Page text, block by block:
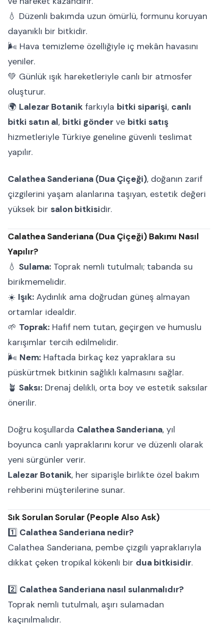
💧 Düzenli bakımda uzun ömürlü, formunu koruyan
dayanıklı bir bitkidir.
🌬 Hava temizleme özelliğiyle iç mekân havasını
yeniler.
💚 Günlük ışık hareketleriyle canlı bir atmosfer
oluşturur.
🌍 Lalezar Botanik farkıyla bitki siparişi, canlı
bitki satın al, bitki gönder ve bitki satış
hizmetleriyle Türkiye geneline güvenli teslimat
yapılır.
Calathea Sanderiana (Dua Çiçeği), doğanın zarif
çizgilerini yaşam alanlarına taşıyan, estetik değeri
yüksek bir salon bitkisidir.
Calathea Sanderiana (Dua Çiçeği) Bakımı Nasıl
Yapılır?
💧 Sulama: Toprak nemli tutulmalı; tabanda su
birikmemelidir.
☀️ Işık: Aydınlık ama doğrudan güneş almayan
ortamlar idealdir.
🌱 Toprak: Hafif nem tutan, geçirgen ve humuslu
karışımlar tercih edilmelidir.
🌬 Nem: Haftada birkaç kez yapraklara su
püskürtmek bitkinin sağlıklı kalmasını sağlar.
🪴 Saksı: Drenaj delikli, orta boy ve estetik saksılar
önerilir.
Doğru koşullarda Calathea Sanderiana, yıl
boyunca canlı yapraklarını korur ve düzenli olarak
yeni sürgünler verir.
Lalezar Botanik, her siparişle birlikte özel bakım
rehberini müşterilerine sunar.
Sık Sorulan Sorular (People Also Ask)
1️⃣ Calathea Sanderiana nedir?
Calathea Sanderiana, pembe çizgili yapraklarıyla
dikkat çeken tropikal kökenli bir dua bitkisidir.
2️⃣ Calathea Sanderiana nasıl sulanmalıdır?
Toprak nemli tutulmalı, aşırı sulamadan
kaçınılmalıdır.